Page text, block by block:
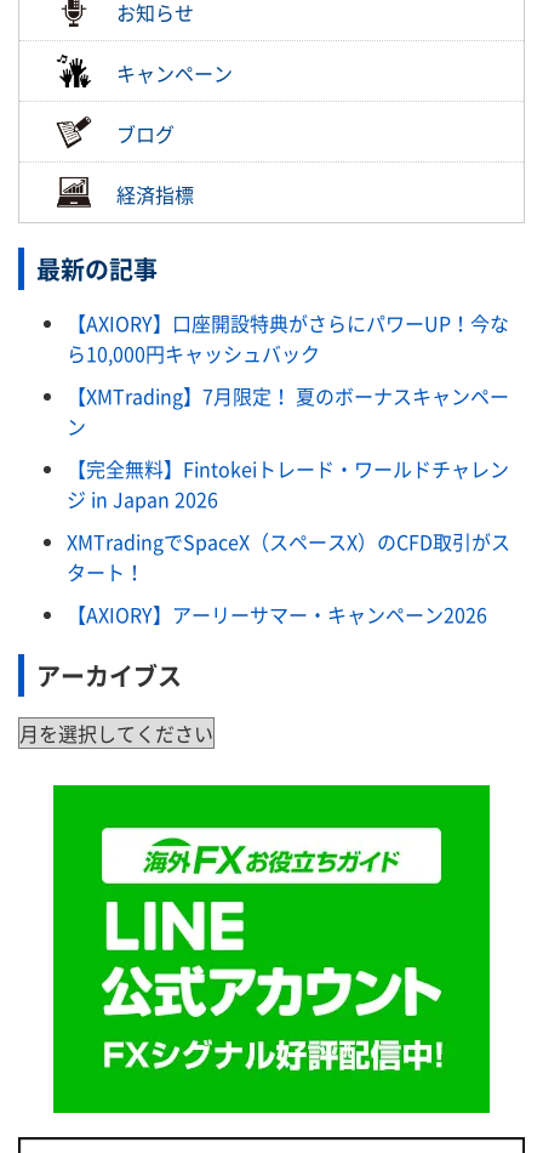
お知らせ
キャンペーン
ブログ
経済指標
最新の記事
【AXIORY】口座開設特典がさらにパワーUP！今な
ら10,000円キャッシュバック
【XMTrading】7月限定！ 夏のボーナスキャンペー
ン
【完全無料】Fintokeiトレード・ワールドチャレン
ジ in Japan 2026
XMTradingでSpaceX（スペースX）のCFD取引がス
タート！
【AXIORY】アーリーサマー・キャンペーン2026
アーカイブス